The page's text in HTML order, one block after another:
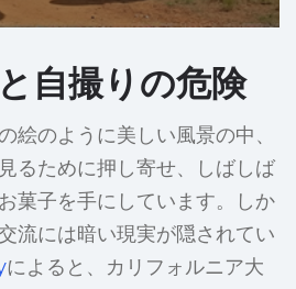
自撮りの危険
絵のように美しい風景の中、
るために押し寄せ、しばしば
菓子を手にしています。しか
流には暗い現実が隠されてい
によると、カリフォルニア大